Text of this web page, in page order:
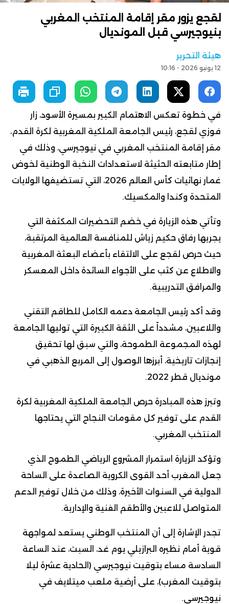
لقجع يزور مقر إقامة المنتخب المغربي
بنيوجيرسي قبل المونديال
هيئة التحرير
12 يونيو 2026 - 10:16
في خطوة تعكس الاهتمام الكبير بمسيرة الأسود، زار
فوزي لقجع، رئيس الجامعة الملكية المغربية لكرة القدم،
مقر إقامة المنتخب المغربي في نيوجيرسي، وذلك في
إطار متابعته الحثيثة لاستعدادات النخبة الوطنية لخوض
غمار نهائيات كأس العالم 2026، التي تستضيفها الولايات
المتحدة وكندا والمكسيك.
وتأتي هذه الزيارة في خضم التحضيرات المكثفة التي
يجريها رفاق حكيم زياش للمنافسة العالمية المرتقبة،
حيث حرص لقجع على الالتقاء بأعضاء البعثة المغربية
والاطلاع عن كثب على الأجواء السائدة داخل المعسكر
والمرافق التدريبية.
وقد أكد رئيس الجامعة دعمه الكامل للطاقم التقني
واللاعبين، مشدداً على الثقة الكبيرة التي توليها الجامعة
لهذه المجموعة الطموحة، والتي سبق لها تحقيق
إنجازات تاريخية، أبرزها الوصول إلى المربع الذهبي في
مونديال قطر 2022.
وتبرز هذه المبادرة حرص الجامعة الملكية المغربية لكرة
القدم على توفير كل مقومات النجاح التي يحتاجها
المنتخب المغربي.
وتؤكد الزيارة استمرار المشروع الرياضي الطموح الذي
جعل المغرب أحد القوى الكروية الصاعدة على الساحة
الدولية في السنوات الأخيرة، وذلك من خلال توفير الدعم
المتواصل للاعبين والأطقم الفنية والإدارية.
تجدر الإشارة إلى أن المنتخب الوطني يستعد لمواجهة
قوية أمام نظيره البرازيلي يوم غد، السبت، عند الساعة
السادسة مساء بتوقيت نيوجيرسي (الحادية عشرة ليلا
بتوقيت المغرب)، على أرضية ملعب ميتلايف في
نيوجيرسي.